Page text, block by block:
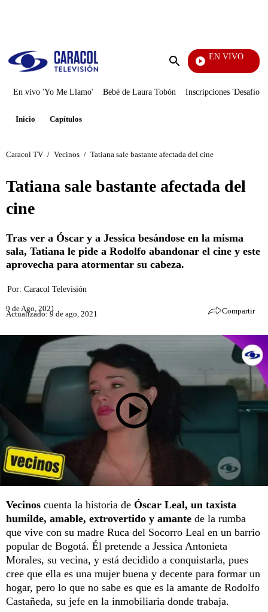
Enviar
EN VIVO
Yo
En vivo 'Yo Me Llamo' Bebé de Laura Tobón Inscripciones 'Desafío'
Inicio Capítulos
Caracol TV / Vecinos / Tatiana sale bastante afectada del cine
Tatiana sale bastante afectada del
cine
Tras ver a Óscar y a Jessica besándose en la misma
sala, Tatiana le pide a Rodolfo abandonar el cine y este
aprovecha para atormentar su cabeza.
Por: Caracol Televisión
9 de Ago, 2021
Actualizado: 9 de ago, 2021 Compartir
Vecinos cuenta la historia de Óscar Leal, un taxista
humilde, amable, extrovertido y amante de la rumba
que vive con su madre Ruca del Socorro Leal en un barrio
popular de Bogotá. Él pretende a Jessica Antonieta
Morales, su vecina, y está decidido a conquistarla, pues
cree que ella es una mujer buena y decente para formar un
hogar, pero lo que no sabe es que es la amante de Rodolfo
Castañeda, su jefe en la inmobiliaria donde trabaja.